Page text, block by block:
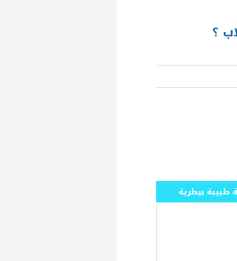
؟
طبيبة بيطرية